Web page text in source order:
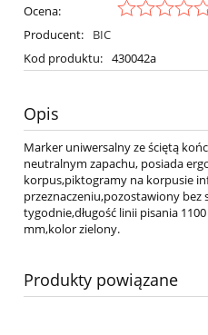
Ocena:
Producent:
BIC
Kod produktu: 430042a
Opis
Marker uniwersalny ze ściętą
neutralnym zapachu, posiada
korpus,piktogramy na korpusie
przeznaczeniu,pozostawiony bez
tygodnie,długość linii pisania
mm,kolor zielony.
Produkty powiązane